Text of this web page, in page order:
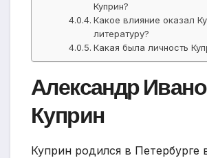
Куприн?
Какое влияние оказал
литературу?
Какая была личность
Александр
Куприн
Куприн родился в Петербурге